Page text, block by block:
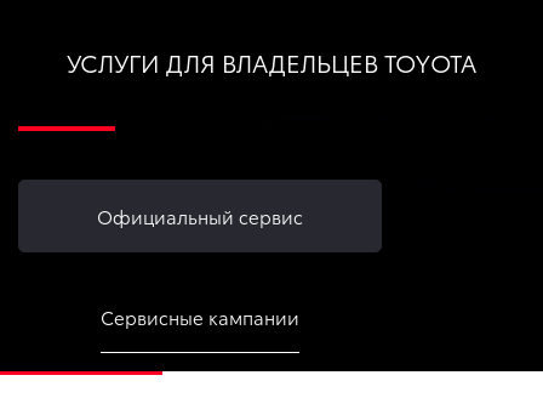
УСЛУГИ ДЛЯ ВЛАДЕЛЬЦЕВ TOYOTA
Официальный сервис
Сервисные кампании